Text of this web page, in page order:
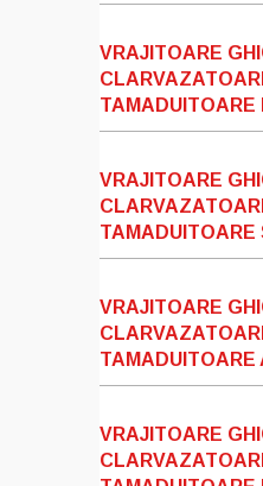
VRAJITOARE
TAMADUITOARE
VRAJITOARE
TAMADUITOARE
VRAJITOARE
TAMADUITOARE
VRAJITOARE